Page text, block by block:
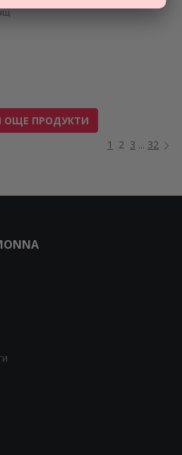
ОЩЕ ПРОДУКТИ
1
2 3 ... 32